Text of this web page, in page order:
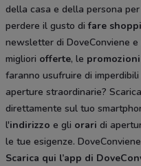
della casa e della persona
perdere il gusto difare
newsletter di DoveConviene
migliori offerte, le promozioni
faranno usufruire di
aperture straordinarie?
direttamente sul tuo
l'indirizzo e gli orari di
le tue esigenze.
Scarica qui l’app di